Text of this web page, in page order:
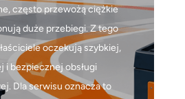
często przewożą ciężkie
duże przebiegi. Z tego
oczekują szybkiej,
i bezpiecznej obsługi
Dla serwisu oznacza to